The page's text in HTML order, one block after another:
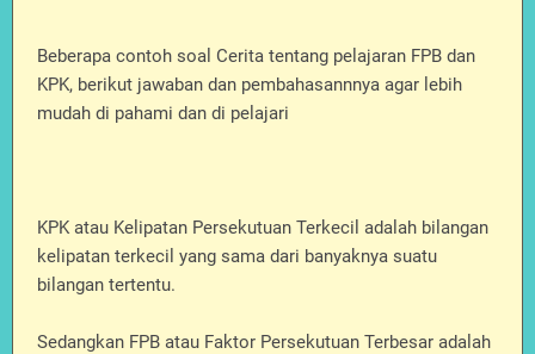
Beberapa contoh soal Cerita tentang pelajaran FPB dan
KPK, berikut jawaban dan pembahasannnya agar lebih
mudah di pahami dan di pelajari
KPK atau Kelipatan Persekutuan Terkecil adalah bilangan
kelipatan terkecil yang sama dari banyaknya suatu
bilangan tertentu.
Sedangkan FPB atau Faktor Persekutuan Terbesar adalah